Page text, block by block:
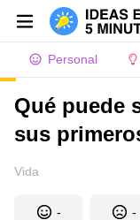
Personal
Qué puede
sus
Vida
- -